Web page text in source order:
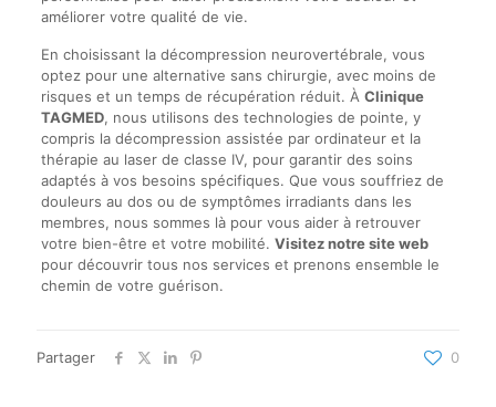
améliorer votre qualité de vie.
En choisissant la décompression neurovertébrale, vous
optez pour une alternative sans chirurgie, avec moins de
risques et un temps de récupération réduit. À Clinique
TAGMED, nous utilisons des technologies de pointe, y
compris la décompression assistée par ordinateur et la
thérapie au laser de classe IV, pour garantir des soins
adaptés à vos besoins spécifiques. Que vous souffriez de
douleurs au dos ou de symptômes irradiants dans les
membres, nous sommes là pour vous aider à retrouver
votre bien-être et votre mobilité. Visitez notre site web
pour découvrir tous nos services et prenons ensemble le
chemin de votre guérison.
Partager 0